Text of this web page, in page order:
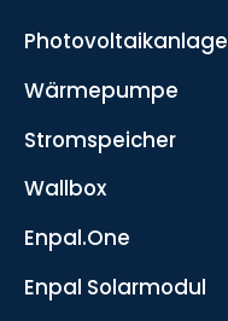
Photovoltaikanlage
Wärmepumpe
Stromspeicher
Wallbox
Enpal.One
Enpal Solarmodul